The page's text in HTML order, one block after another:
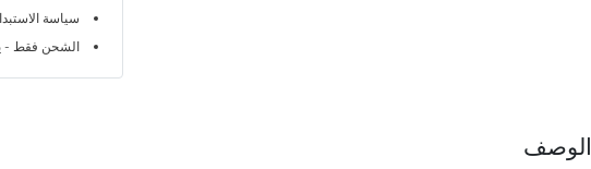
سياسة الاستبدال
الشحن فقط -
الوصف